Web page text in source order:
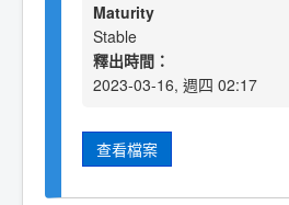
Maturity
Stable
釋出時間：
2023-03-16, 週四 02:17
查看檔案